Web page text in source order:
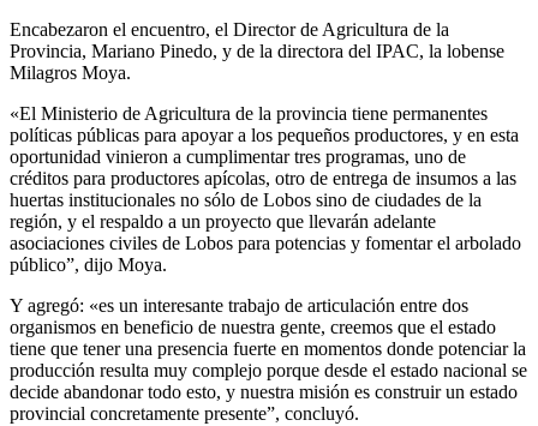
Encabezaron el encuentro, el Director de Agricultura de la
Provincia, Mariano Pinedo, y de la directora del IPAC, la lobense
Milagros Moya.
«El Ministerio de Agricultura de la provincia tiene permanentes
políticas públicas para apoyar a los pequeños productores, y en esta
oportunidad vinieron a cumplimentar tres programas, uno de
créditos para productores apícolas, otro de entrega de insumos a las
huertas institucionales no sólo de Lobos sino de ciudades de la
región, y el respaldo a un proyecto que llevarán adelante
asociaciones civiles de Lobos para potencias y fomentar el arbolado
público”, dijo Moya.
Y agregó: «es un interesante trabajo de articulación entre dos
organismos en beneficio de nuestra gente, creemos que el estado
tiene que tener una presencia fuerte en momentos donde potenciar la
producción resulta muy complejo porque desde el estado nacional se
decide abandonar todo esto, y nuestra misión es construir un estado
provincial concretamente presente”, concluyó.